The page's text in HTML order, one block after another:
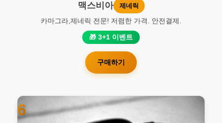
맥스비아 제네릭
카마그라,제네릭 전문! 저렴한 가격. 안전결제.
🎁 3+1 이벤트
구매하기
6